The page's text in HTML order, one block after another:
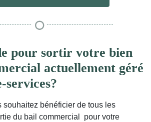
pour sortir votre bien
actuellement géré
services?
souhaitez bénéficier de tous les
du bail commercial pour votre